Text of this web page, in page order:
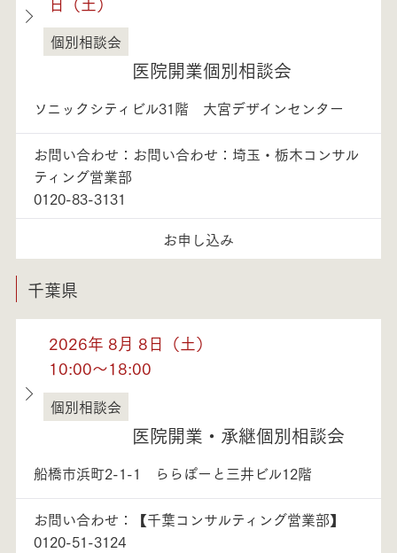
埼玉県
個別相談会
医院開業個別相談会
ソニックシティビル31階 大宮デザインセンター
お問い合わせ：お問い合わせ：埼玉・栃木コンサル
ティング営業部
0120-83-3131
お申し込み
千葉県
2026年 8月 8日（土）
10:00～18:00
千葉県
個別相談会
医院開業・承継個別相談会
船橋市浜町2-1-1 ららぽーと三井ビル12階
お問い合わせ：【千葉コンサルティング営業部】
0120-51-3124